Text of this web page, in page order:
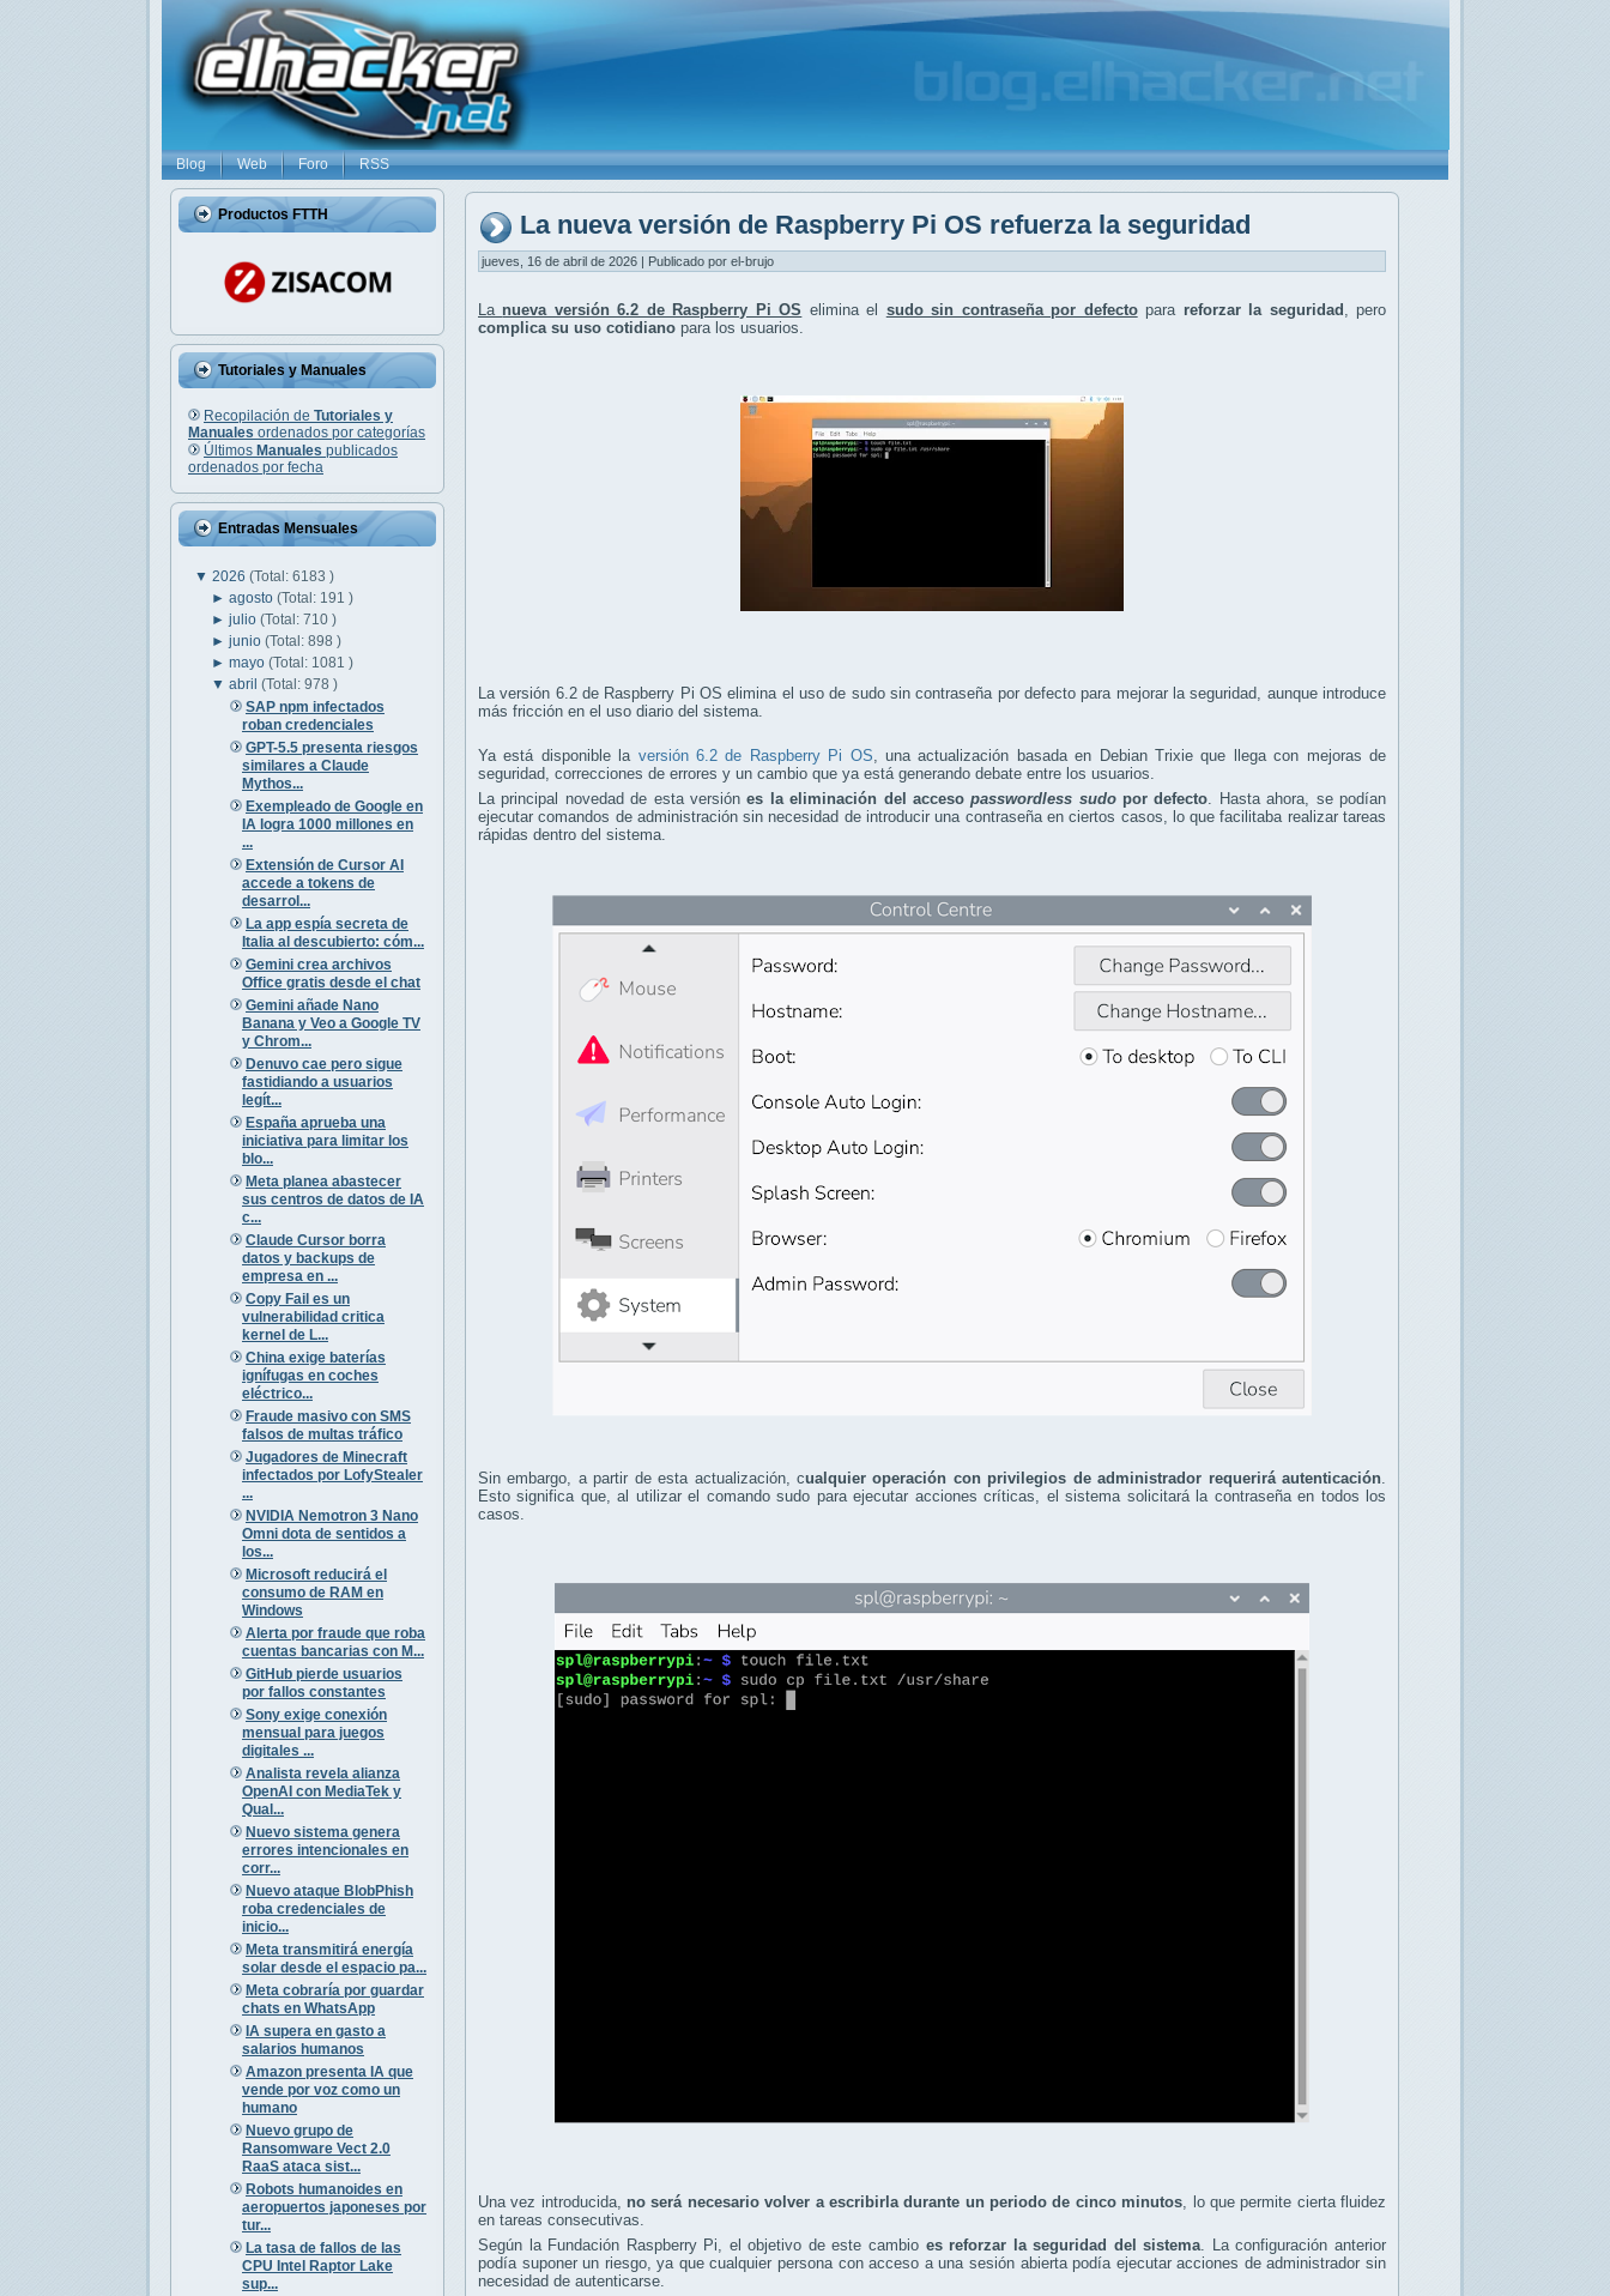
Blog Web Foro RSS
Productos FTTH
Tutoriales y Manuales
Recopilación de Tutoriales y
Manuales ordenados por categorías
Últimos Manuales publicados
ordenados por fecha
Entradas Mensuales
▼ 2026 (Total: 6183 )
►agosto(Total: 191 )
►julio(Total: 710 )
►junio(Total: 898 )
►mayo(Total: 1081 )
▼abril(Total: 978 )
SAP npm infectados
roban credenciales
GPT-5.5 presenta riesgos
similares a Claude
Mythos...
Exempleado de Google en
IA logra 1000 millones en
...
Extensión de Cursor AI
accede a tokens de
desarrol...
La app espía secreta de
Italia al descubierto: cóm...
Gemini crea archivos
Office gratis desde el chat
Gemini añade Nano
Banana y Veo a Google TV
y Chrom...
Denuvo cae pero sigue
fastidiando a usuarios
legít...
España aprueba una
iniciativa para limitar los
blo...
Meta planea abastecer
sus centros de datos de IA
c...
Claude Cursor borra
datos y backups de
empresa en ...
Copy Fail es un
vulnerabilidad critica
kernel de L...
China exige baterías
ignífugas en coches
eléctrico...
Fraude masivo con SMS
falsos de multas tráfico
Jugadores de Minecraft
infectados por LofyStealer
...
NVIDIA Nemotron 3 Nano
Omni dota de sentidos a
los...
Microsoft reducirá el
consumo de RAM en
Windows
Alerta por fraude que roba
cuentas bancarias con M...
GitHub pierde usuarios
por fallos constantes
Sony exige conexión
mensual para juegos
digitales ...
Analista revela alianza
OpenAI con MediaTek y
Qual...
Nuevo sistema genera
errores intencionales en
corr...
Nuevo ataque BlobPhish
roba credenciales de
inicio...
Meta transmitirá energía
solar desde el espacio pa...
Meta cobraría por guardar
chats en WhatsApp
IA supera en gasto a
salarios humanos
Amazon presenta IA que
vende por voz como un
humano
Nuevo grupo de
Ransomware Vect 2.0
RaaS ataca sist...
Robots humanoides en
aeropuertos japoneses por
tur...
La tasa de fallos de las
CPU Intel Raptor Lake
sup...
La nueva versión de Raspberry Pi OS refuerza la seguridad
jueves, 16 de abril de 2026 | Publicado por el-brujo
La nueva versión 6.2 de Raspberry Pi OS elimina el sudo sin contraseña por defectopara reforzar la seguridad
, pero
complica su uso cotidiano para los usuarios.
La versión 6.2 de Raspberry Pi OS elimina el uso de sudo sin contraseña por defecto para mejorar la seguridad, aunque introduce
más fricción en el uso diario del sistema.
Ya está disponible la versión 6.2 de Raspberry Pi OS , una actualización basada en Debian Trixie que llega con mejoras de
seguridad, correcciones de errores y un cambio que ya está generando debate entre los usuarios.
La principal novedad de esta versiónes la eliminación del accesopasswordless sudopor defecto. Hasta ahora, se podían
ejecutar comandos de administración sin necesidad de introducir una contraseña en ciertos casos, lo que facilitaba realizar tareas
rápidas dentro del sistema.
Sin embargo, a partir de esta actualización, cualquier operación con privilegios de administrador requerirá autenticación.
Esto significa que, al utilizar el comando sudo para ejecutar acciones críticas, el sistema solicitará la contraseña en todos los
casos.
Una vez introducida, no será necesario volver a escribirla durante un periodo de cinco minutos , lo que permite cierta fluidez
en tareas consecutivas.
Según la Fundación Raspberry Pi, el objetivo de este cambio es reforzar la seguridad del sistema. La configuración anterior
podía suponer un riesgo, ya que cualquier persona con acceso a una sesión abierta podía ejecutar acciones de administrador sin
necesidad de autenticarse.